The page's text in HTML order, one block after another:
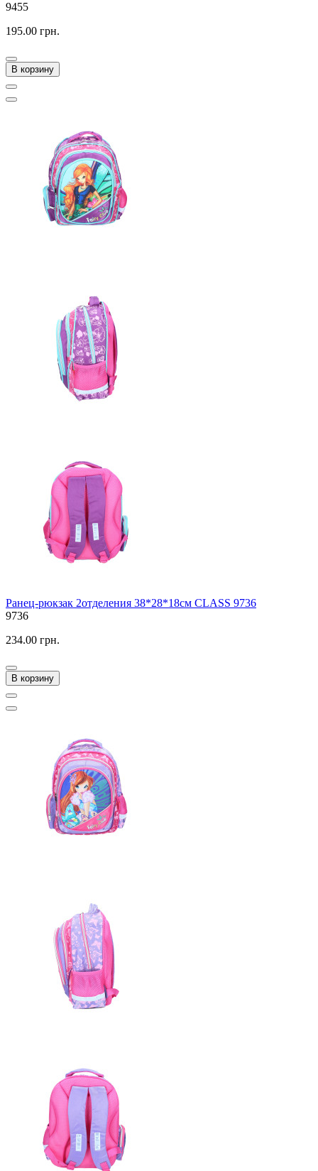
9455
195.00 грн.
В корзину
Ранец-рюкзак 2отделения 38*28*18см CLASS 9736
9736
234.00 грн.
В корзину